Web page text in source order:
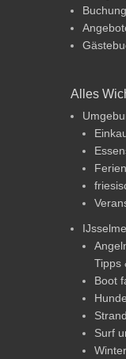
Alles
Tipps
Boot
Hunde
Strand
Surf